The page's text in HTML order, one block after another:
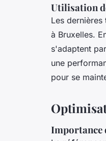
Utilisation
Les
à Bruxelles.
s'adaptent
une
pour se
Importance